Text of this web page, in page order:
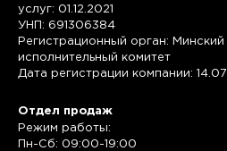
услуг: 01.12.2021
УНП: 691306384
Регистрационный орган:
исполнительный комитет
Дата регистрации компании:
Отдел продаж
Режим работы:
Пн-Сб: 09:00-19:00